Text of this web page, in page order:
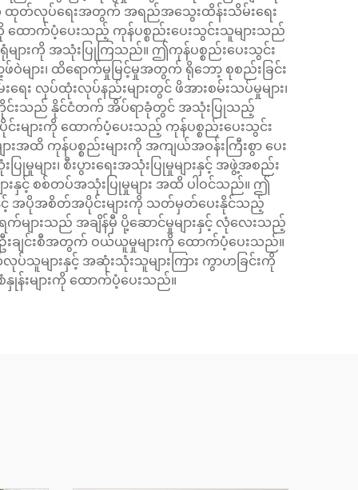
ကို ထုတ်လုပ်ရေးအတွက် အရည်အသွေးထိန်းသိမ်းရေး
ထောက်ပံ့ပေးသည့် ကုန်ပစ္စည်းပေးသွင်းသူများသည်
များကို အသုံးပြုကြသည်။ ဤကုန်ပစ္စည်းပေးသွင်း
ား၊ ထိရောက်မှုမြင့်မှုအတွက် ရိုဘော့ စုစည်းခြင်း
လုပ်ထုံးလုပ်နည်းများတွင် ဖိအားစမ်းသပ်မှုများ၊
းတိုင်းသည် နိုင်ငံတက် အိပ်ရာခုံတွင် အသုံးပြုသည့်
ျားကို ထောက်ပံ့ပေးသည့် ကုန်ပစ္စည်းပေးသွင်း
ကုန်ပစ္စည်းများကို အကျယ်အဝန်းကြီးစွာ ပေး
ား၊ စီးပွားရေးအသုံးပြုမှုများနှင့် အဖွဲ့အစည်း
ားနှင့် စစ်တပ်အသုံးပြုမှုများ အထိ ပါဝင်သည်။ ဤ
နှင့် အပိုအစိတ်အပိုင်းများကို သတ်မှတ်ပေးနိုင်သည့်
က်များသည် အချိန်မှီ ပို့ဆောင်မှုများနှင့် လုံလေးသည့်
တစ်ဦးချင်းစီအတွက် ဝယ်ယူမှုများကို ထောက်ပံ့ပေးသည်။
သူများနှင့် အဆုံးသုံးသူများကြား ကွာဟခြင်းကို
နှုန်းများကို ထောက်ပံ့ပေးသည်။